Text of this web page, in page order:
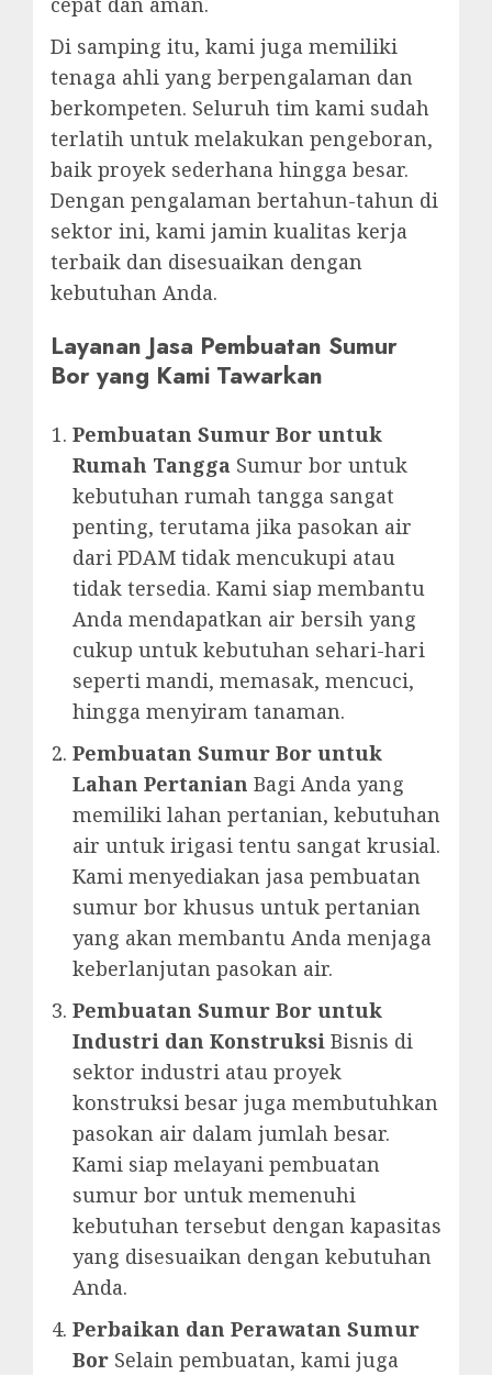
Di samping itu, kami juga memiliki
tenaga ahli yang berpengalaman dan
berkompeten. Seluruh tim kami sudah
terlatih untuk melakukan pengeboran,
baik proyek sederhana hingga besar.
Dengan pengalaman bertahun-tahun di
sektor ini, kami jamin kualitas kerja
terbaik dan disesuaikan dengan
kebutuhan Anda.
Layanan Jasa Pembuatan Sumur
Bor yang Kami Tawarkan
Pembuatan Sumur Bor untuk
Rumah Tangga Sumur bor untuk
kebutuhan rumah tangga sangat
penting, terutama jika pasokan air
dari PDAM tidak mencukupi atau
tidak tersedia. Kami siap membantu
Anda mendapatkan air bersih yang
cukup untuk kebutuhan sehari-hari
seperti mandi, memasak, mencuci,
hingga menyiram tanaman.
Pembuatan Sumur Bor untuk
Lahan Pertanian Bagi Anda yang
memiliki lahan pertanian, kebutuhan
air untuk irigasi tentu sangat krusial.
Kami menyediakan jasa pembuatan
sumur bor khusus untuk pertanian
yang akan membantu Anda menjaga
keberlanjutan pasokan air.
Pembuatan Sumur Bor untuk
Industri dan Konstruksi Bisnis di
sektor industri atau proyek
konstruksi besar juga membutuhkan
pasokan air dalam jumlah besar.
Kami siap melayani pembuatan
sumur bor untuk memenuhi
kebutuhan tersebut dengan kapasitas
yang disesuaikan dengan kebutuhan
Anda.
Perbaikan dan Perawatan Sumur
Bor Selain pembuatan, kami juga